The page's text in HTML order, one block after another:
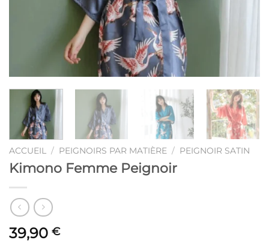
ACCUEIL / PEIGNOIRS PAR MATIÈRE / PEIGNOIR SATIN
Kimono Femme Peignoir
39,90 €